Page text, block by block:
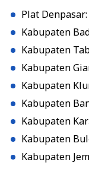
Plat
Kabupaten
Kabupaten
Kabupaten
Kabupaten
Kabupaten
Kabupaten
Kabupaten
Kabupaten